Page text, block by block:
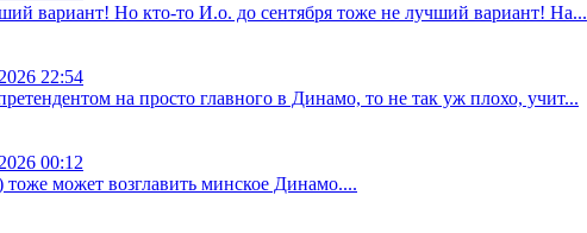
вариант! Но кто-то И.о. до сентября тоже не лучший вариант! На...
22:54
на просто главного в Динамо, то не так уж плохо, учит...
00:12
может возглавить минское Динамо....